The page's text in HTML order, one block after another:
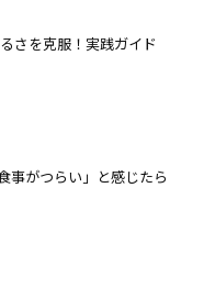
さを克服！実践ガイド
がつらい」と感じたら